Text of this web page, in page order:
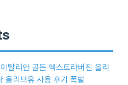
탈리안 골든 엑스트라버진 올리
올리브유 사용 후기 폭발